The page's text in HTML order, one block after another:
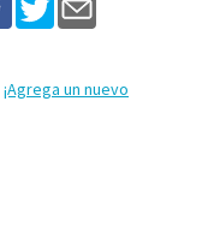
¡Agrega un nuevo